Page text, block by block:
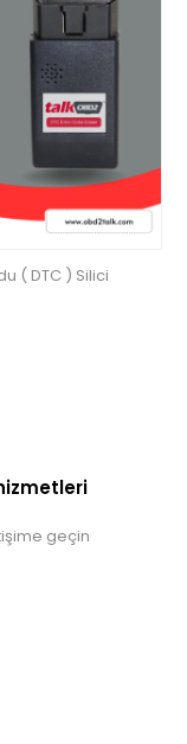
( DTC ) Silici
geçin